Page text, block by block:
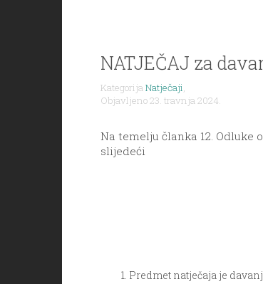
NATJEČAJ za
KategorijaNatječaji,
Objavljeno 23. travnja 2024.
Na temelju članka 12. Odluke
slijedeći
Predmet natječaja je